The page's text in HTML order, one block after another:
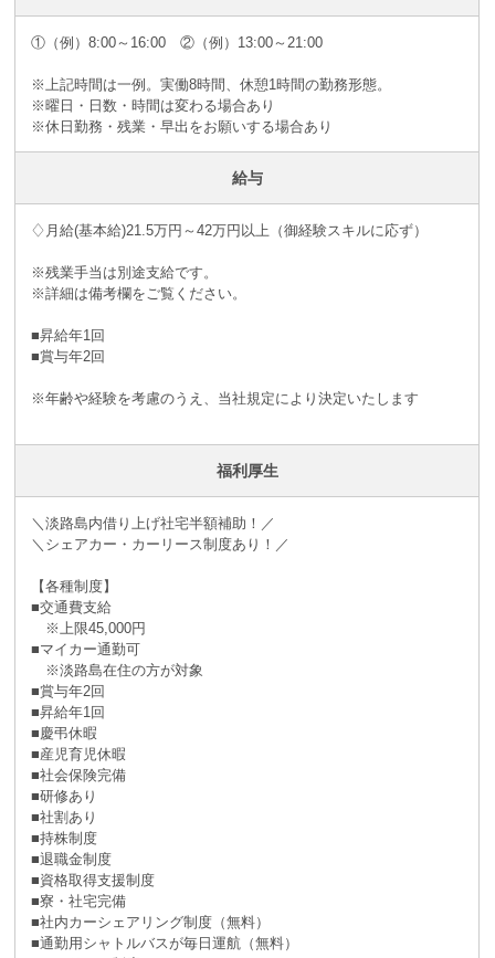
①（例）8:00～16:00 ②（例）13:00～21:00
※上記時間は一例。実働8時間、休憩1時間の勤務形態。
※曜日・日数・時間は変わる場合あり
※休日勤務・残業・早出をお願いする場合あり
給与
♢月給(基本給)21.5万円～42万円以上（御経験スキルに応ず）
※残業手当は別途支給です。
※詳細は備考欄をご覧ください。
■昇給年1回
■賞与年2回
※年齢や経験を考慮のうえ、当社規定により決定いたします
福利厚生
＼淡路島内借り上げ社宅半額補助！／
＼シェアカー・カーリース制度あり！／
【各種制度】
■交通費支給
※上限45,000円
■マイカー通勤可
※淡路島在住の方が対象
■賞与年2回
■昇給年1回
■慶弔休暇
■産児育児休暇
■社会保険完備
■研修あり
■社割あり
■持株制度
■退職金制度
■資格取得支援制度
■寮・社宅完備
■社内カーシェアリング制度（無料）
■通勤用シャトルバスが毎日運航（無料）